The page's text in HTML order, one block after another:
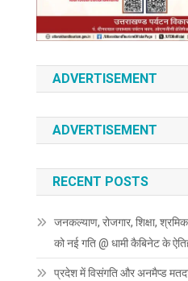
ADVERTISEMENT
ADVERTISEMENT
RECENT POSTS
जनकल्याण, रोजगार, शिक्षा,
को नई गति @ धामी कैबिनेट के
प्रदेश में विसंगति और अनमैप्ड